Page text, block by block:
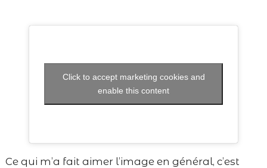
Click to accept marketing cookies and
enable this content
Ce qui m’a fait aimer l’image en général, c’est